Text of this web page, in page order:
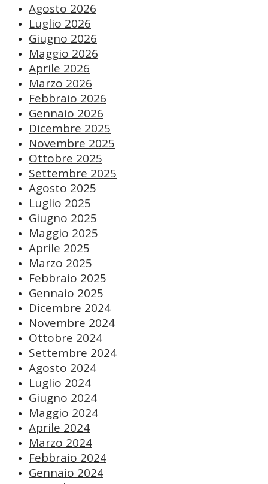
Agosto 2026
Luglio 2026
Giugno 2026
Maggio 2026
Aprile 2026
Marzo 2026
Febbraio 2026
Gennaio 2026
Dicembre 2025
Novembre 2025
Ottobre 2025
Settembre 2025
Agosto 2025
Luglio 2025
Giugno 2025
Maggio 2025
Aprile 2025
Marzo 2025
Febbraio 2025
Gennaio 2025
Dicembre 2024
Novembre 2024
Ottobre 2024
Settembre 2024
Agosto 2024
Luglio 2024
Giugno 2024
Maggio 2024
Aprile 2024
Marzo 2024
Febbraio 2024
Gennaio 2024